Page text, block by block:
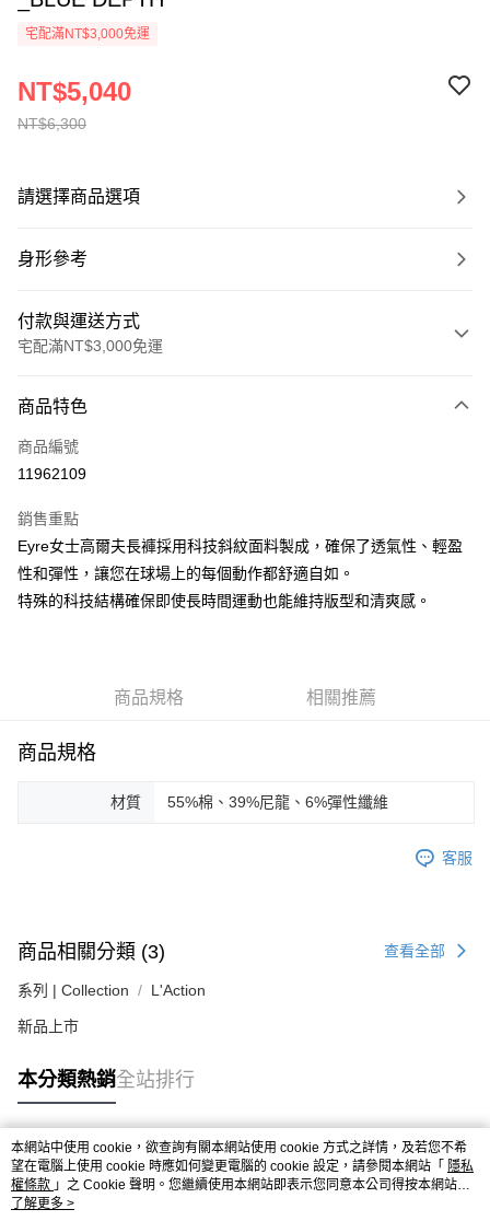
宅配滿NT$3,000免運
NT$6,300
NT$5,040
請選擇商品選項
身形參考
付款與運送方式
宅配滿NT$3,000免運
信用卡一次付款
信用卡分期付款
合作金庫商業銀行
華南商業銀行
彰化商業銀行
上海商業儲蓄銀行
台北富邦商業銀行
國泰世華商業銀行
兆豐國際商業銀行
元大商業銀行
永豐商業銀行
台灣樂天信用卡公司
LINE Pay
Apple Pay
AFTEE先享後付
相關說明
AFTEE先享後付是「在收到商品之後才付款」的支付方式。 讓您購物簡單
１．於結帳方式選擇「AFTEE先享後付」後，將跳轉至「AFTEE先享後付」
結帳頁面，進行簡訊認證並確認金額後，即可完成結帳。
２．訂單成立數日內，您將收到繳費通知簡訊。
ATM／網路銀行／等多元方式進行付款，方視為交易完成。
購買商品的店家。未經商家同意取消之訂單仍視為有效，需透過AFTEE先享
後付繳納相關費用。
※ 交易是否成功請以「AFTEE先享後付 」之結帳頁面顯示為準，若有關於
是否繳費成功／繳費後需取消欲退款等相關疑問，請聯繫「AFTEE先享後付
客戶支援中心」https://netprotections.freshdesk.com/support/home
【注意事項】
１．透過由恩沛科技股份有限公司提供之「AFTEE先享後付」服務完成之交
商品特色
商品編號
11962109
銷售重點
Eyre女士高爾夫長褲採用科技斜紋面料製成，確保了透氣性、輕盈
性和彈性，讓您在球場上的每個動作都舒適自如。
特殊的科技結構確保即使長時間運動也能維持版型和清爽感。
商品規格 相關推薦
商品規格
材質 55%棉、39%尼龍、6%彈性纖維
客服
商品相關分類 (3) 查看全部
系列 | Collection L'Action
新品上市
本分類熱銷全站排行
熱門標籤
本網站中使用 cookie，欲查詢有關本網站使用 cookie 方式之詳情，及若您不希
望在電腦上使用 cookie 時應如何變更電腦的 cookie 設定，請參閱本網站「 隱私
權條款 」之 Cookie 聲明。您繼續使用本網站即表示您同意本公司得按本網站使
用條款之 Cookie 聲明使用 cookie。
了解更多 >